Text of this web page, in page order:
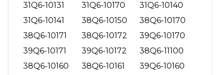
31Q6-10131 31Q6-10170
31Q6-10140
31Q6-10141
38Q6-10150
38Q6-10170
38Q6-10171
38Q6-10172
39Q6-10170
39Q6-10171
39Q6-10172
38Q6-11100
38Q6-10160
38Q6-10161
39Q6-10160